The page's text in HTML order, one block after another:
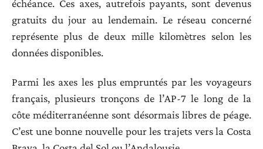
échéance. Ces axes, autrefois payants, sont devenus
gratuits du jour au lendemain. Le réseau concerné
représente plus de deux mille kilomètres selon les
données disponibles.
Parmi les axes les plus empruntés par les voyageurs
français, plusieurs tronçons de l’AP-7 le long de la
côte méditerranéenne sont désormais libres de péage.
C’est une bonne nouvelle pour les trajets vers la Costa